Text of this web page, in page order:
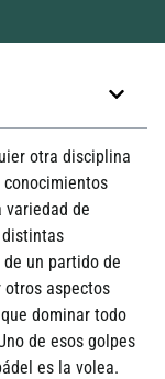
otra disciplina
variedad de
distintas
un partido de
otros aspectos
dominar todo
de esos golpes
es la volea.